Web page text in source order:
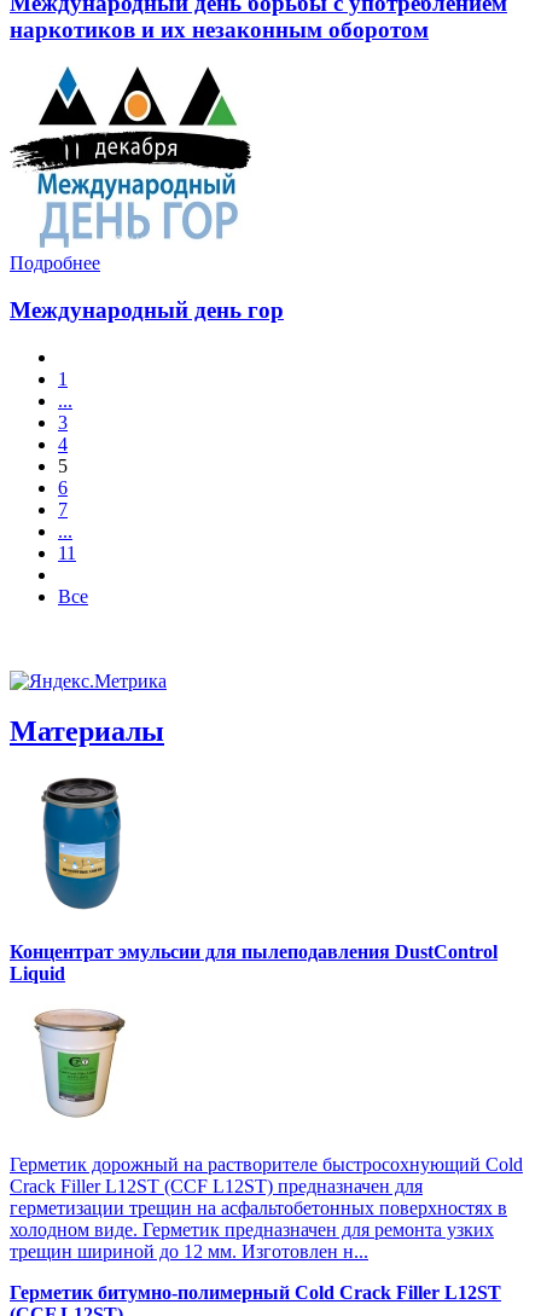
наркотиков и их незаконным оборотом
Подробнее
Международный день гор
1
...
3
4
5
6
7
...
11
Все
Материалы
Концентрат эмульсии для пылеподавления DustControl
Liquid
Герметик дорожный на растворителе быстросохнующий Cold
Crack Filler L12SТ (CCF L12SТ) предназначен для
герметизации трещин на асфальтобетонных поверхностях в
холодном виде. Герметик предназначен для ремонта узких
трещин шириной до 12 мм. Изготовлен н...
Герметик битумно-полимерный Cold Crack Filler L12SТ